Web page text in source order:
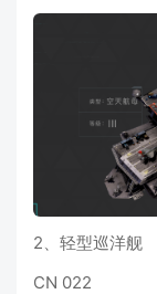
2、轻型巡洋舰
CN 022